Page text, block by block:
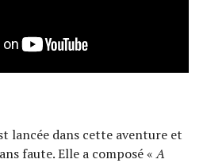
lancée dans cette aventure et
faute. Elle a composé «A